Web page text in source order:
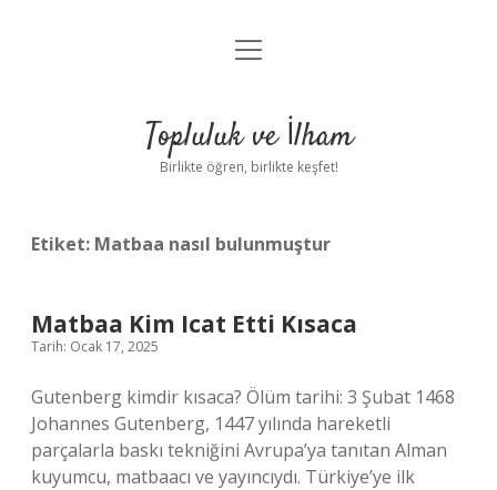
Anasayfa
Yasal Uyarı
menüyü
Topluluk ve İlham
Birlikte öğren, birlikte keşfet!
Etiket: Matbaa nasıl bulunmuştur
Matbaa Kim Icat Etti Kısaca
Tarih: Ocak 17, 2025
Gutenberg kimdir kısaca? Ölüm tarihi: 3 Şubat 1468
Johannes Gutenberg, 1447 yılında hareketli
parçalarla baskı tekniğini Avrupa’ya tanıtan Alman
kuyumcu, matbaacı ve yayıncıydı. Türkiye’ye ilk